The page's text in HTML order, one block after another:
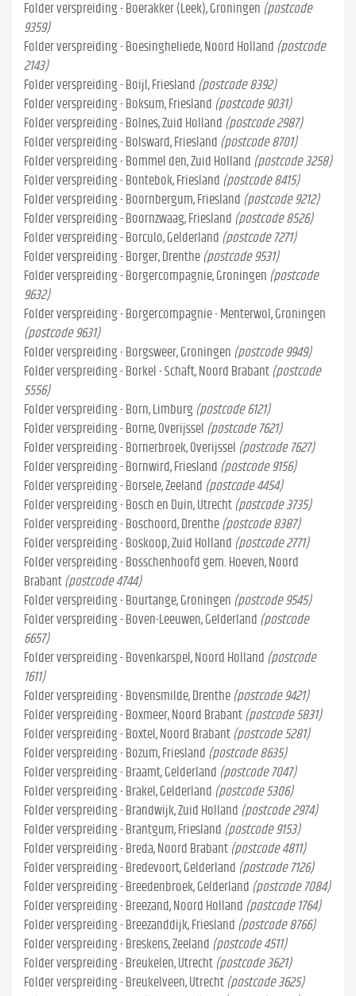
Folder verspreiding - Boerakker (Leek), Groningen (postcode
9359)
Folder verspreiding - Boesingheliede, Noord Holland (postcode
2143)
Folder verspreiding - Boijl, Friesland (postcode 8392)
Folder verspreiding - Boksum, Friesland (postcode 9031)
Folder verspreiding - Bolnes, Zuid Holland (postcode 2987)
Folder verspreiding - Bolsward, Friesland (postcode 8701)
Folder verspreiding - Bommel den, Zuid Holland (postcode 3258)
Folder verspreiding - Bontebok, Friesland (postcode 8415)
Folder verspreiding - Boornbergum, Friesland (postcode 9212)
Folder verspreiding - Boornzwaag, Friesland (postcode 8526)
Folder verspreiding - Borculo, Gelderland (postcode 7271)
Folder verspreiding - Borger, Drenthe (postcode 9531)
Folder verspreiding - Borgercompagnie, Groningen (postcode
9632)
Folder verspreiding - Borgercompagnie - Menterwol, Groningen
(postcode 9631)
Folder verspreiding - Borgsweer, Groningen (postcode 9949)
Folder verspreiding - Borkel - Schaft, Noord Brabant (postcode
5556)
Folder verspreiding - Born, Limburg (postcode 6121)
Folder verspreiding - Borne, Overijssel (postcode 7621)
Folder verspreiding - Bornerbroek, Overijssel (postcode 7627)
Folder verspreiding - Bornwird, Friesland (postcode 9156)
Folder verspreiding - Borsele, Zeeland (postcode 4454)
Folder verspreiding - Bosch en Duin, Utrecht (postcode 3735)
Folder verspreiding - Boschoord, Drenthe (postcode 8387)
Folder verspreiding - Boskoop, Zuid Holland (postcode 2771)
Folder verspreiding - Bosschenhoofd gem. Hoeven, Noord
Brabant (postcode 4744)
Folder verspreiding - Bourtange, Groningen (postcode 9545)
Folder verspreiding - Boven-Leeuwen, Gelderland (postcode
6657)
Folder verspreiding - Bovenkarspel, Noord Holland (postcode
1611)
Folder verspreiding - Bovensmilde, Drenthe (postcode 9421)
Folder verspreiding - Boxmeer, Noord Brabant (postcode 5831)
Folder verspreiding - Boxtel, Noord Brabant (postcode 5281)
Folder verspreiding - Bozum, Friesland (postcode 8635)
Folder verspreiding - Braamt, Gelderland (postcode 7047)
Folder verspreiding - Brakel, Gelderland (postcode 5306)
Folder verspreiding - Brandwijk, Zuid Holland (postcode 2974)
Folder verspreiding - Brantgum, Friesland (postcode 9153)
Folder verspreiding - Breda, Noord Brabant (postcode 4811)
Folder verspreiding - Bredevoort, Gelderland (postcode 7126)
Folder verspreiding - Breedenbroek, Gelderland (postcode 7084)
Folder verspreiding - Breezand, Noord Holland (postcode 1764)
Folder verspreiding - Breezanddijk, Friesland (postcode 8766)
Folder verspreiding - Breskens, Zeeland (postcode 4511)
Folder verspreiding - Breukelen, Utrecht (postcode 3621)
Folder verspreiding - Breukelveen, Utrecht (postcode 3625)